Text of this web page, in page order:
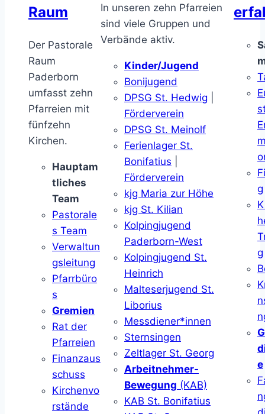
Raum
Der Pastorale
Raum
Paderborn
umfasst zehn
Pfarreien mit
fünfzehn
Kirchen.
Hauptam
tliches
Team
Pastorale
s Team
Verwaltun
gsleitung
Pfarrbüro
s
Gremien
Rat der
Pfarreien
Finanzaus
schuss
Kirchenvo
rstände
In unseren zehn Pfarreien
sind viele Gruppen und
Verbände aktiv.
Kinder/Jugend
Bonijugend
DPSG St. Hedwig
Förderverein
DPSG St. Meinolf
Ferienlager St.
Bonifatius
Förderverein
kjg Maria zur Höhe
kjg St. Kilian
Kolpingjugend
Paderborn-West
Kolpingjugend St.
Heinrich
Malteserjugend St.
Liborius
Messdiener*innen
Sternsingen
Zeltlager St. Georg
Arbeitnehmer-
Bewegung (KAB)
KAB St. Bonifatius
g
g
e